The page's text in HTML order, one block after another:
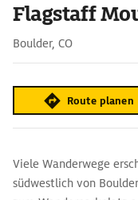
Flagstaff
Boulder, CO
Route planen
Viele Wanderwege
südwestlich von